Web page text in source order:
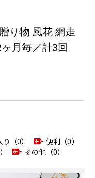
り物 風花 網走
月毎／計3回
（0）
便利（0）
その他（0）